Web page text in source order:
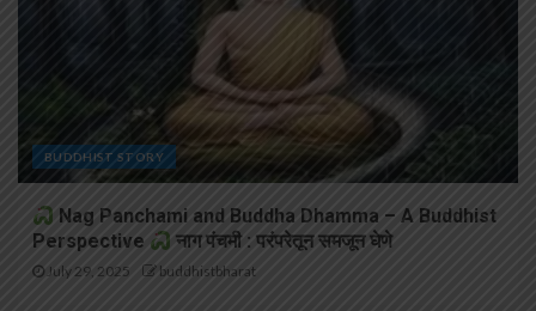
BUDDHIST STORY
Nag Panchami and Buddha Dhamma – A Buddhist
Perspective
नाग पंचमी : परंपरेतून समजून घेणे
July 29, 2025 buddhistbharat